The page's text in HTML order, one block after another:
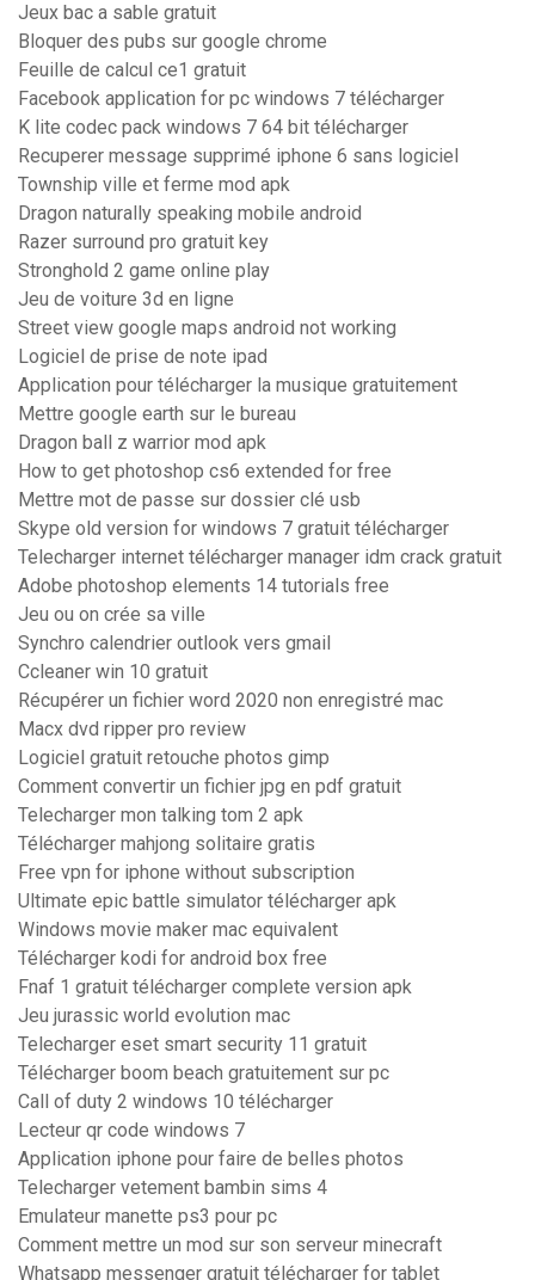
Jeux bac a sable gratuit
Bloquer des pubs sur google chrome
Feuille de calcul ce1 gratuit
Facebook application for pc windows 7 télécharger
K lite codec pack windows 7 64 bit télécharger
Recuperer message supprimé iphone 6 sans logiciel
Township ville et ferme mod apk
Dragon naturally speaking mobile android
Razer surround pro gratuit key
Stronghold 2 game online play
Jeu de voiture 3d en ligne
Street view google maps android not working
Logiciel de prise de note ipad
Application pour télécharger la musique gratuitement
Mettre google earth sur le bureau
Dragon ball z warrior mod apk
How to get photoshop cs6 extended for free
Mettre mot de passe sur dossier clé usb
Skype old version for windows 7 gratuit télécharger
Telecharger internet télécharger manager idm crack gratuit
Adobe photoshop elements 14 tutorials free
Jeu ou on crée sa ville
Synchro calendrier outlook vers gmail
Ccleaner win 10 gratuit
Récupérer un fichier word 2020 non enregistré mac
Macx dvd ripper pro review
Logiciel gratuit retouche photos gimp
Comment convertir un fichier jpg en pdf gratuit
Telecharger mon talking tom 2 apk
Télécharger mahjong solitaire gratis
Free vpn for iphone without subscription
Ultimate epic battle simulator télécharger apk
Windows movie maker mac equivalent
Télécharger kodi for android box free
Fnaf 1 gratuit télécharger complete version apk
Jeu jurassic world evolution mac
Telecharger eset smart security 11 gratuit
Télécharger boom beach gratuitement sur pc
Call of duty 2 windows 10 télécharger
Lecteur qr code windows 7
Application iphone pour faire de belles photos
Telecharger vetement bambin sims 4
Emulateur manette ps3 pour pc
Comment mettre un mod sur son serveur minecraft
Whatsapp messenger gratuit télécharger for tablet